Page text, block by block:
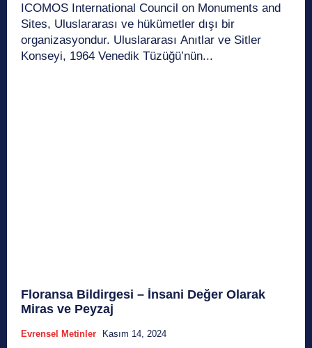
ICOMOS International Council on Monuments and
Sites, Uluslararası ve hükümetler dışı bir
organizasyondur. Uluslararası Anıtlar ve Sitler
Konseyi, 1964 Venedik Tüzüğü’nün...
Floransa Bildirgesi – İnsani Değer Olarak
Miras ve Peyzaj
Evrensel Metinler Kasım 14, 2024